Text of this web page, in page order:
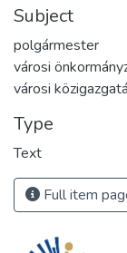
Subject
polgármester
városi
városi
Type
Text
Full item